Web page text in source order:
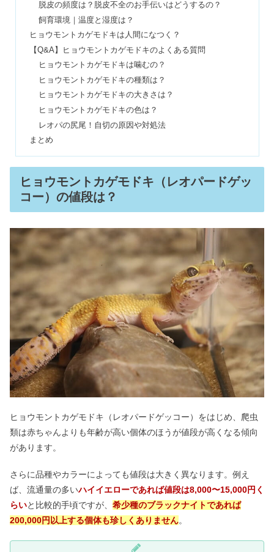
チンチラの値段＆寿命は？なつく飼い
方とは【むかつくけどかわいい】
脱皮の頻度は？脱皮不全のお手伝いはどうするの？
飼育環境｜温度と湿度は？
ヒョウモントカゲモドキは人間になつく？
【Q&A】ヒョウモントカゲモドキのよくある質問
ヒョウモントカゲモドキは噛むの？
ヒョウモントカゲモドキの種類は？
ヒョウモントカゲモドキの大きさは？
ヒョウモントカゲモドキの色は？
レオパの尻尾！自切の原因や対処法
まとめ
ヒョウモントカゲモドキ（レオパードゲッ
コー）の値段は？
ヒョウモントカゲモドキ（レオパードゲッコー）をはじめ、爬虫
類は赤ちゃんよりも年齢が高い個体のほうが値段が高くなる傾向
があります。
さらに品種やカラーによっても値段は大きく異なります。例え
ば、流通量の多いハイイエローであれば値段は8,000〜15,000円く
らいと比較的手頃ですが、 希少種のブラックナイトであれば
200,000円以上する個体も珍しくありません。